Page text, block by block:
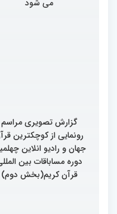
اختتامیه چهلمین دوره
گزارش تصویری مراسم
رونمایی از کوچکترین قرآن